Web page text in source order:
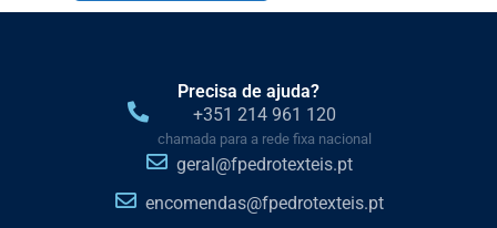
Precisa de ajuda?
+351 214 961 120
chamada para a rede fixa nacional
geral@fpedrotexteis.pt
encomendas@fpedrotexteis.pt